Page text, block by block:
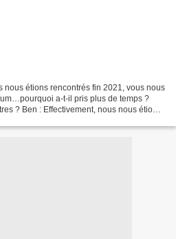
nous étions rencontrés fin 2021, vous nous
a-t-il pris plus de temps ?
? Ben : Effectivement, nous nous étions